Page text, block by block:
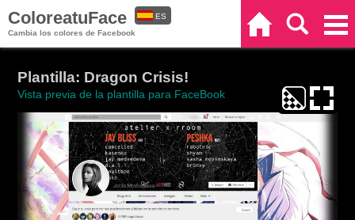
ColoreatuFace
Cambia los colores de Facebook
ES
Plantilla: Dragon Crisis!
Vista previa de la plantilla para FaceBook